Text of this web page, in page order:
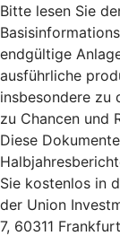
Bitte lesen Sie
endgültige
ausführliche
insbesondere zu
zu Chancen und
Diese
Sie kostenlos in
der Union
7, 60311